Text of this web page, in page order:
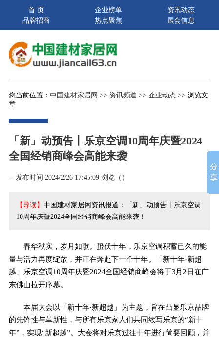
首 页 企业榜单
资讯动态
品牌招商
热点聚焦 展会信息
您当前位置： 中国建材家居网 >> 资讯频道 >> 企业动态>> 浏览文
章
「新」动预告丨乐京空调10周年庆暨2024
全国经销商峰会高能来袭
-- 发布时间 2024/2/26 17:45:09 浏览（ ）
【导读】 中国建材家居网资讯报道：「新」动预告丨乐京空调
10周年庆暨2024全国经销商峰会高能来袭！
春华秋实，岁月如歌。蛰伏十年，乐京空调积蓄已久的能
量与活力再度绽放，并正在奔赴下一个十年。「新十年·新超
越」乐京空调10周年庆暨2024全国经销商峰会将于3月2日在广
东佛山拉开序幕。
本届大会以「新十年·新超越」为主题，旨在凸显乐京品牌
的先锋性与革新性，与所有乐京家人们共同续写乐京的“新十
年”，实现“新超越”。大会将对乐京过往十年进行简要回顾，并